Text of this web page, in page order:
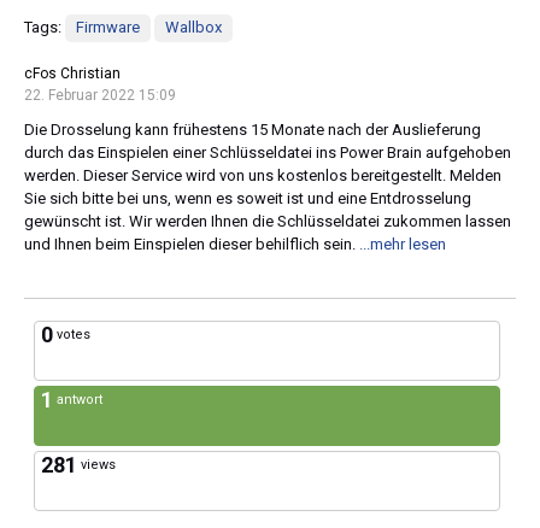
Tags: Firmware Wallbox
cFos Christian
22. Februar 2022 15:09
Die Drosselung kann frühestens 15 Monate nach der Auslieferung
durch das Einspielen einer Schlüsseldatei ins Power Brain aufgehoben
werden. Dieser Service wird von uns kostenlos bereitgestellt. Melden
Sie sich bitte bei uns, wenn es soweit ist und eine Entdrosselung
gewünscht ist. Wir werden Ihnen die Schlüsseldatei zukommen lassen
und Ihnen beim Einspielen dieser behilflich sein. ...mehr lesen
0 votes
1 antwort
281 views